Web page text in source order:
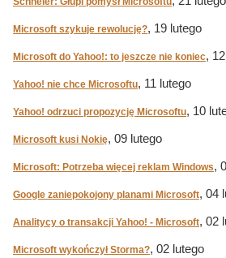
Microsoft szykuje rewolucję?, 19 lutego
Microsoft do Yahoo!: to jeszcze nie koniec,
Yahoo! nie chce Microsoftu, 11 lutego
Yahoo! odrzuci propozycję Microsoftu, 10
Microsoft kusi Nokię, 09 lutego
Microsoft: Potrzeba więcej reklam Windows,
Google zaniepokojony planami Microsoft, 04
Analitycy o transakcji Yahoo! - Microsoft, 02
Microsoft wykończył Storma?, 02 lutego